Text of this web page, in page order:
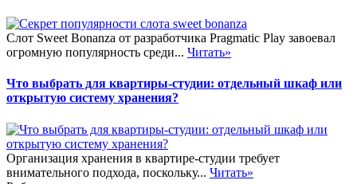
Слот Sweet Bonanza от разработчика Pragmatic Play завоевал
огромную популярность среди... Читать»
Что выбрать для квартиры-студии: отдельный шкаф или
открытую систему хранения?
Организация хранения в квартире-студии требует
внимательного подхода, поскольку... Читать»